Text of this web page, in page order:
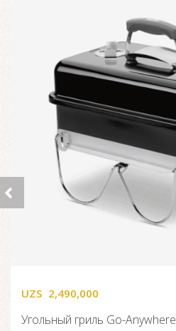
UZS 2,490,000
Угольный гриль Go-Anywhere